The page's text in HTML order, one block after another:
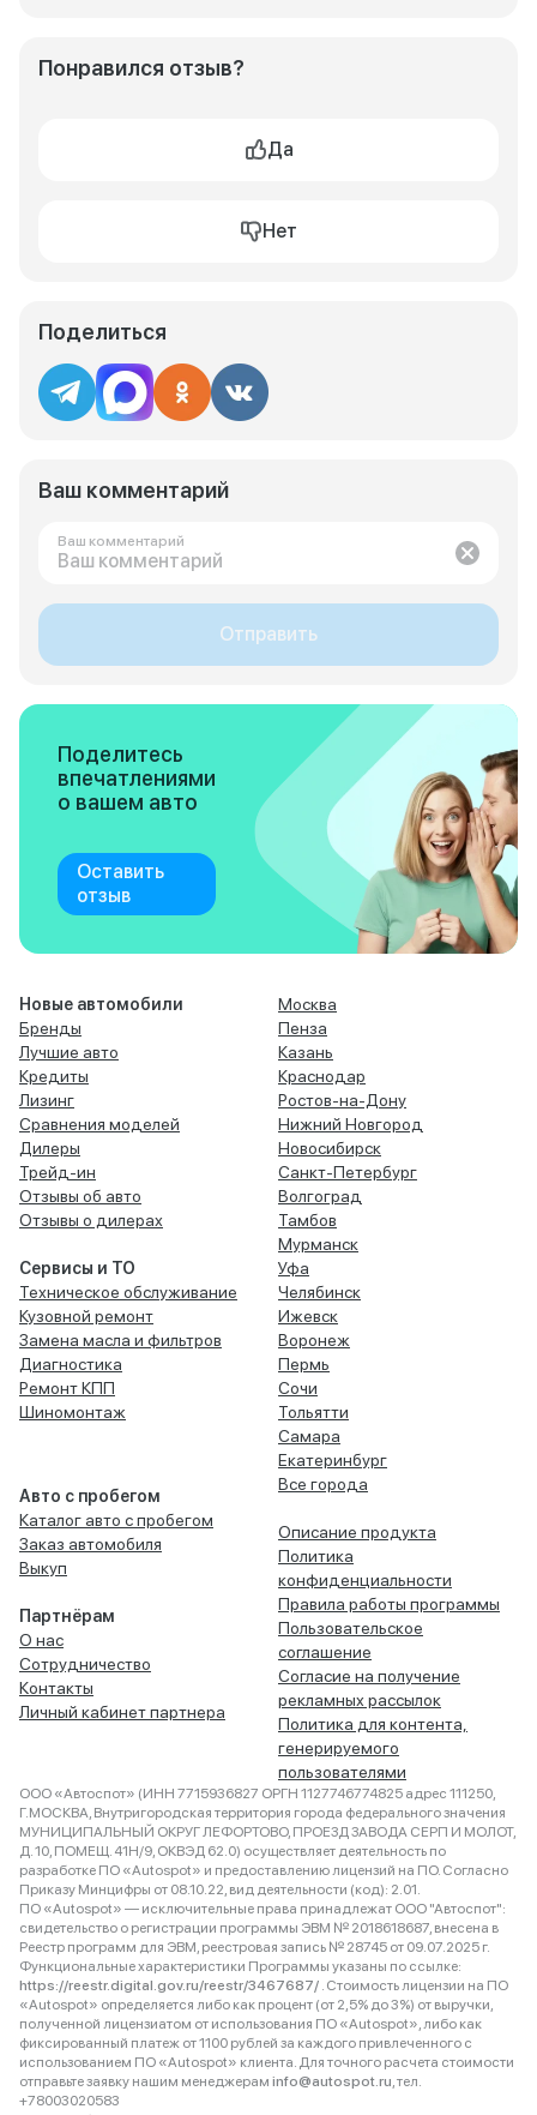
Понравился отзыв?
Да
Нет
Поделиться
Ваш комментарий
Ваш комментарий
Отправить
Поделитесь
впечатлениями
о вашем авто
Оставить
отзыв
Новые автомобили
Бренды
Лучшие авто
Кредиты
Лизинг
Сравнения моделей
Дилеры
Трейд-ин
Отзывы об авто
Отзывы о дилерах
Сервисы и ТО
Техническое обслуживание
Кузовной ремонт
Замена масла и фильтров
Диагностика
Ремонт КПП
Шиномонтаж
Авто с пробегом
Каталог авто с пробегом
Заказ автомобиля
Выкуп
Партнёрам
О нас
Сотрудничество
Контакты
Личный кабинет партнера
Москва
Пенза
Казань
Краснодар
Ростов-на-Дону
Нижний Новгород
Новосибирск
Санкт-Петербург
Волгоград
Тамбов
Мурманск
Уфа
Челябинск
Ижевск
Воронеж
Пермь
Сочи
Тольятти
Самара
Екатеринбург
Все города
Описание продукта
Политика
конфиденциальности
Правила работы программы
Пользовательское
соглашение
Согласие на получение
рекламных рассылок
Политика для контента,
генерируемого
пользователями
ООО «Автоспот» (ИНН 7715936827 ОРГН 1127746774825 адрес 111250,
Г.МОСКВА, Внутригородская территория города федерального значения
МУНИЦИПАЛЬНЫЙ ОКРУГ ЛЕФОРТОВО, ПРОЕЗД ЗАВОДА СЕРП И МОЛОТ,
Д. 10, ПОМЕЩ. 41Н/9, ОКВЭД 62.0) осуществляет деятельность по
разработке ПО «Autospot» и предоставлению лицензий на ПО. Согласно
Приказу Минцифры от 08.10.22, вид деятельности (код): 2.01.
ПО «Autospot» — исключительные права принадлежат ООО "Автоспот":
свидетельство о регистрации программы ЭВМ № 2018618687, внесена в
Реестр программ для ЭВМ, реестровая запись № 28745 от 09.07.2025 г.
Функциональные характеристики Программы указаны по ссылке:
https://reestr.digital.gov.ru/reestr/3467687/ . Стоимость лицензии на ПО
«Autospot» определяется либо как процент (от 2,5% до 3%) от выручки,
полученной лицензиатом от использования ПО «Autospot», либо как
фиксированный платеж от 1100 рублей за каждого привлеченного с
использованием ПО «Autospot» клиента. Для точного расчета стоимости
отправьте заявку нашим менеджерам info@autospot.ru, тел.
+78003020583